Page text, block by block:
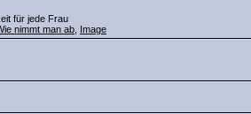
für jede Frau
nimmt man ab Image